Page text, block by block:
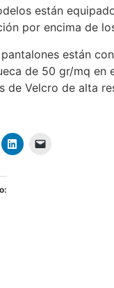
están
por encima de
están
de 50 gr/mq en
de Velcro de alta